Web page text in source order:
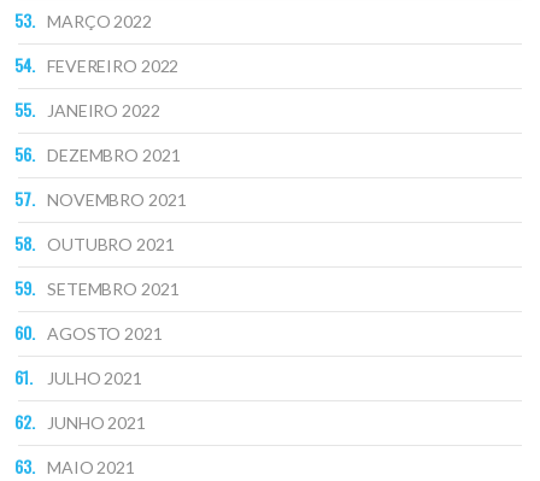
MARÇO 2022
FEVEREIRO 2022
JANEIRO 2022
DEZEMBRO 2021
NOVEMBRO 2021
OUTUBRO 2021
SETEMBRO 2021
AGOSTO 2021
JULHO 2021
JUNHO 2021
MAIO 2021